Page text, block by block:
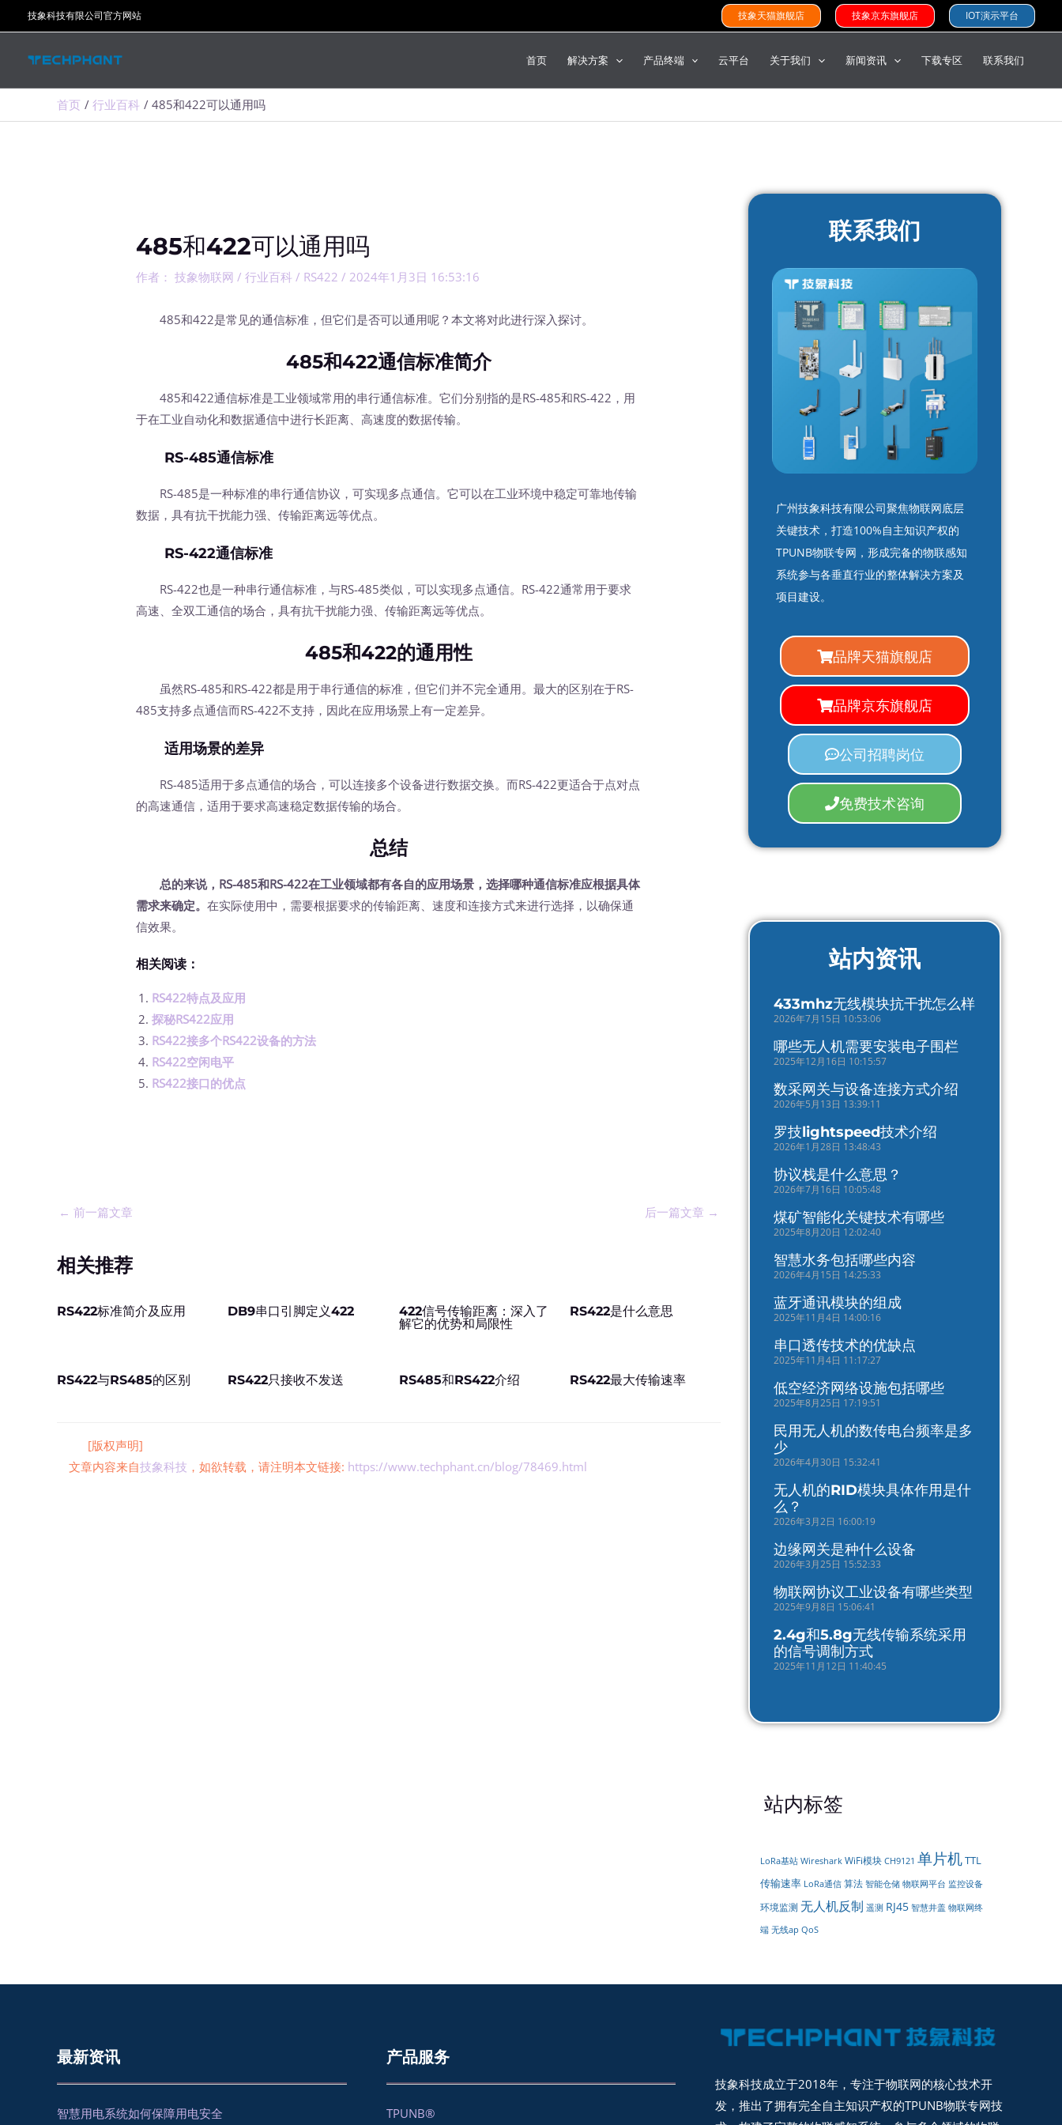
至
技象科技有限公司官方网站 技象天猫旗舰店 技象京东旗舰店 IOT演示平台
首页 解决方案 产品终端 云平台 关于我们 新闻资讯 下载专区 联系我们
首页 行业百科 485和422可以通用吗
485和422可以通用吗
作者： 技象物联网/行业百科 / RS422 / 2024年1月3日 16:53:16
485和422是常见的通信标准，但它们是否可以通用呢？本文将对此进行深入探讨。
485和422通信标准简介
485和422通信标准是工业领域常用的串行通信标准。它们分别指的是RS-485和RS-422，用
于在工业自动化和数据通信中进行长距离、高速度的数据传输。
RS-485通信标准
RS-485是一种标准的串行通信协议，可实现多点通信。它可以在工业环境中稳定可靠地传输
数据，具有抗干扰能力强、传输距离远等优点。
RS-422通信标准
RS-422也是一种串行通信标准，与RS-485类似，可以实现多点通信。RS-422通常用于要求
高速、全双工通信的场合，具有抗干扰能力强、传输距离远等优点。
485和422的通用性
虽然RS-485和RS-422都是用于串行通信的标准，但它们并不完全通用。最大的区别在于RS-
485支持多点通信而RS-422不支持，因此在应用场景上有一定差异。
适用场景的差异
RS-485适用于多点通信的场合，可以连接多个设备进行数据交换。而RS-422更适合于点对点
的高速通信，适用于要求高速稳定数据传输的场合。
总结
总的来说，RS-485和RS-422在工业领域都有各自的应用场景，选择哪种通信标准应根据具体
需求来确定。在实际使用中，需要根据要求的传输距离、速度和连接方式来进行选择，以确保通
信效果。
相关阅读：
RS422特点及应用
探秘RS422应用
RS422接多个RS422设备的方法
RS422空闲电平
RS422接口的优点
← 前一篇文章 后一篇文章 →
相关推荐
RS422标准简介及应用 DB9串口引脚定义422
422信号传输距离：深入了
解它的优势和局限性
RS422是什么意思
RS422与RS485的区别 RS422只接收不发送 RS485和RS422介绍 RS422最大传输速率
[版权声明]
文章内容来自技象科技 ，如欲转载，请注明本文链接: https://www.techphant.cn/blog/78469.html
联系我们
广州技象科技有限公司聚焦物联网底层
关键技术，打造100%自主知识产权的
TPUNB物联专网，形成完备的物联感知
系统参与各垂直行业的整体解决方案及
项目建设。
品牌天猫旗舰店
品牌京东旗舰店
公司招聘岗位
免费技术咨询
站内资讯
433mhz无线模块抗干扰怎么样
2026年7月15日 10:53:06
哪些无人机需要安装电子围栏
2025年12月16日 10:15:57
数采网关与设备连接方式介绍
2026年5月13日 13:39:11
罗技lightspeed技术介绍
2026年1月28日 13:48:43
协议栈是什么意思？
2026年7月16日 10:05:48
煤矿智能化关键技术有哪些
2025年8月20日 12:02:40
智慧水务包括哪些内容
2026年4月15日 14:25:33
蓝牙通讯模块的组成
2025年11月4日 14:00:16
串口透传技术的优缺点
2025年11月4日 11:17:27
低空经济网络设施包括哪些
2025年8月25日 17:19:51
民用无人机的数传电台频率是多
少
2026年4月30日 15:32:41
无人机的RID模块具体作用是什
么？
2026年3月2日 16:00:19
边缘网关是种什么设备
2026年3月25日 15:52:33
物联网协议工业设备有哪些类型
2025年9月8日 15:06:41
2.4g和5.8g无线传输系统采用
的信号调制方式
2025年11月12日 11:40:45
站内标签
LoRa基站 Wireshark WiFi模块 CH9121 单片机TTL
传输速率 LoRa通信 算法 智能仓储 物联网平台 监控设备
环境监测 无人机反制 遥测 RJ45 智慧井盖 物联网终
端 无线ap QoS
最新资讯
智慧用电系统如何保障用电安全
产品服务
TPUNB®
技象科技成立于2018年，专注于物联网的核心技术开
发，推出了拥有完全自主知识产权的TPUNB物联专网技